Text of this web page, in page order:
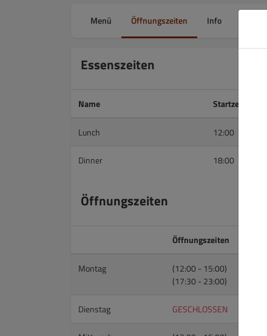
Menü Öffnungszeiten Info
Essenszeiten
Name Startzeit
Lunch 12:00
Dinner 18:00
Öffnungszeiten
Öffnungszeiten
Montag
(12:00 - 15:00)
(17:30 - 23:00)
Dienstag GESCHLOSSEN